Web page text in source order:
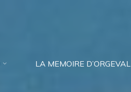
LA MEMOIRE D’ORGEVAL